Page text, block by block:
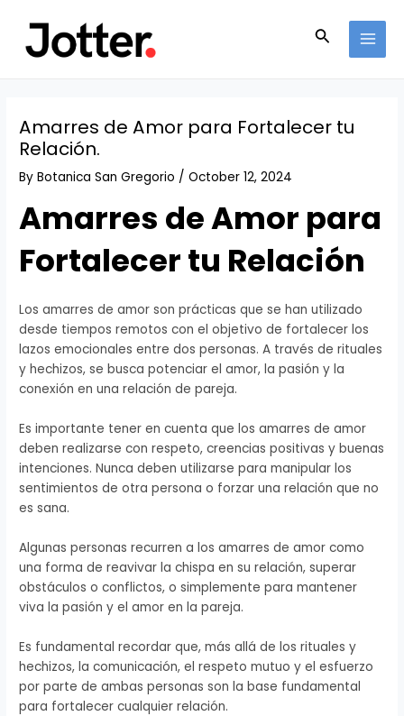
content
Search
Amarres de Amor para Fortalecer tu
Relación.
ByBotanica San Gregorio /October 12, 2024
Amarres de Amor para
Fortalecer tu Relación
Los amarres de amor son prácticas que se han utilizado
desde tiempos remotos con el objetivo de fortalecer los
lazos emocionales entre dos personas. A través de rituales
y hechizos, se busca potenciar el amor, la pasión y la
conexión en una relación de pareja.
Es importante tener en cuenta que los amarres de amor
deben realizarse con respeto, creencias positivas y buenas
intenciones. Nunca deben utilizarse para manipular los
sentimientos de otra persona o forzar una relación que no
es sana.
Algunas personas recurren a los amarres de amor como
una forma de reavivar la chispa en su relación, superar
obstáculos o conflictos, o simplemente para mantener
viva la pasión y el amor en la pareja.
Es fundamental recordar que, más allá de los rituales y
hechizos, la comunicación, el respeto mutuo y el esfuerzo
por parte de ambas personas son la base fundamental
para fortalecer cualquier relación.
navigation